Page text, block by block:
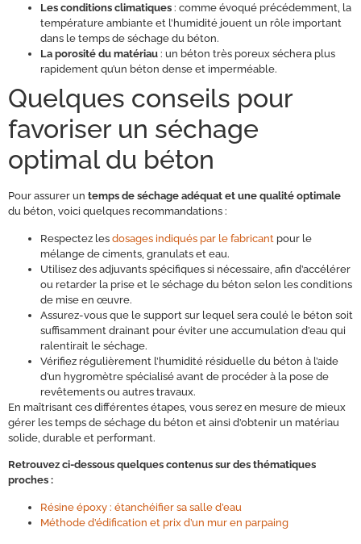
Les conditions climatiques : comme évoqué précédemment, la
température ambiante et l’humidité jouent un rôle important
dans le temps de séchage du béton.
La porosité du matériau : un béton très poreux séchera plus
rapidement qu’un béton dense et imperméable.
Quelques conseils pour
favoriser un séchage
optimal du béton
Pour assurer un temps de séchage adéquat et une qualité optimale
du béton, voici quelques recommandations :
Respectez les dosages indiqués par le fabricant pour le
mélange de ciments, granulats et eau.
Utilisez des adjuvants spécifiques si nécessaire, afin d’accélérer
ou retarder la prise et le séchage du béton selon les conditions
de mise en œuvre.
Assurez-vous que le support sur lequel sera coulé le béton soit
suffisamment drainant pour éviter une accumulation d’eau qui
ralentirait le séchage.
Vérifiez régulièrement l’humidité résiduelle du béton à l’aide
d’un hygromètre spécialisé avant de procéder à la pose de
revêtements ou autres travaux.
En maîtrisant ces différentes étapes, vous serez en mesure de mieux
gérer les temps de séchage du béton et ainsi d’obtenir un matériau
solide, durable et performant.
Retrouvez ci-dessous quelques contenus sur des thématiques
proches :
Résine époxy : étanchéifier sa salle d’eau
Méthode d’édification et prix d’un mur en parpaing